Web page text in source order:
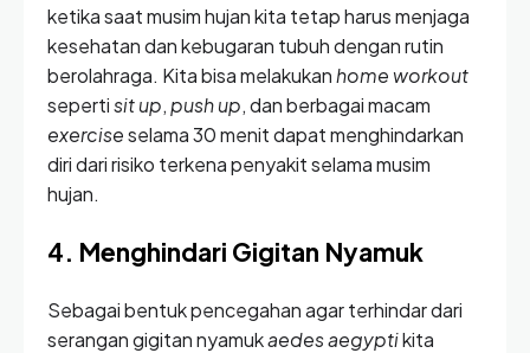
ketika saat musim hujan kita tetap harus menjaga
kesehatan dan kebugaran tubuh dengan rutin
berolahraga. Kita bisa melakukanhome workout
sepertisit up,push up, dan berbagai macam
exerciseselama 30 menit dapat menghindarkan
diri dari risiko terkena penyakit selama musim
hujan.
4. Menghindari Gigitan Nyamuk
Sebagai bentuk pencegahan agar terhindar dari
serangan gigitan nyamukaedes aegyptikita